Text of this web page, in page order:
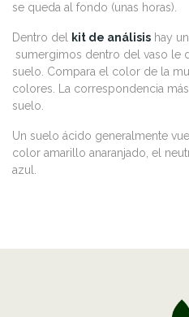
se queda al fondo (unas horas).
Dentro del kit de análisis hay
sumergimos dentro del vaso le
suelo. Compara el color de la
colores. La correspondencia
suelo.
Un suelo ácido generalmente
color amarillo anaranjado, el
azul.